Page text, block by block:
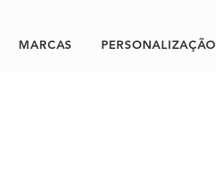
MARCAS PERSONALIZAÇÃO